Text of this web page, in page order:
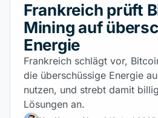
Frankreich prüft
Mining auf
Energie
Frankreich schlägt vor,
die überschüssige Energie
nutzen, und strebt damit
Lösungen an.